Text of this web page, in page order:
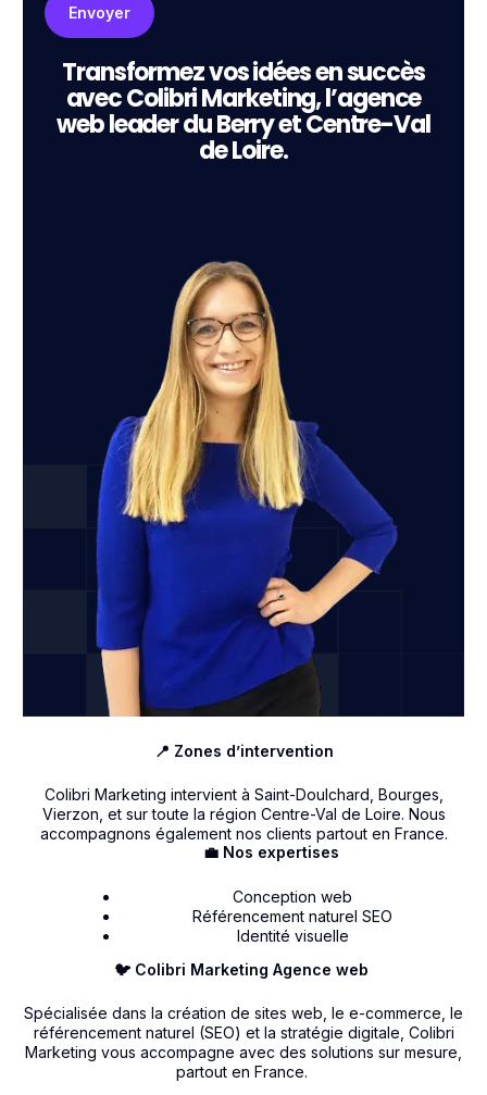
Transformez vos idées en succès
avec Colibri Marketing, l’agence
web leader du Berry et Centre-Val
de Loire.
🐦 Colibri Marketing Agence web
Spécialisée dans la création de sites web, le e-commerce, le
référencement naturel (SEO) et la stratégie digitale, Colibri
Marketing vous accompagne avec des solutions sur mesure,
partout en France.
💼 Nos expertises
Conception web
Référencement naturel SEO
Identité visuelle
📍 Zones d’intervention
Colibri Marketing intervient à Saint-Doulchard, Bourges,
Vierzon, et sur toute la région Centre-Val de Loire. Nous
accompagnons également nos clients partout en France.